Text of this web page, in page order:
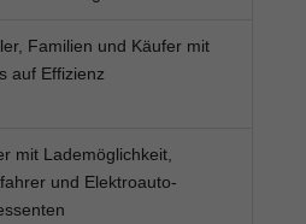
Familien und Käufer mit
auf Effizienz
mit Lademöglichkeit,
und Elektroauto-